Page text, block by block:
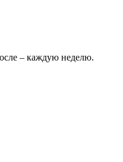
– каждую неделю.